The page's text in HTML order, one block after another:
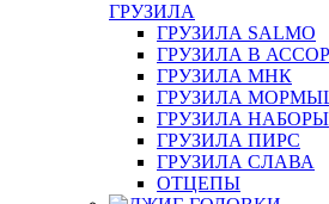
ГРУЗИЛА
ГРУЗИЛА SALMO
ГРУЗИЛА В
ГРУЗИЛА МНК
ГРУЗИЛА
ГРУЗИЛА НАБОРЫ
ГРУЗИЛА ПИРС
ГРУЗИЛА СЛАВА
ОТЦЕПЫ